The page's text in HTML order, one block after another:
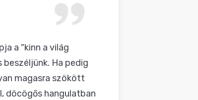
a "kinn a világ
Ha pedig
magasra szökött
döcögős hangulatban